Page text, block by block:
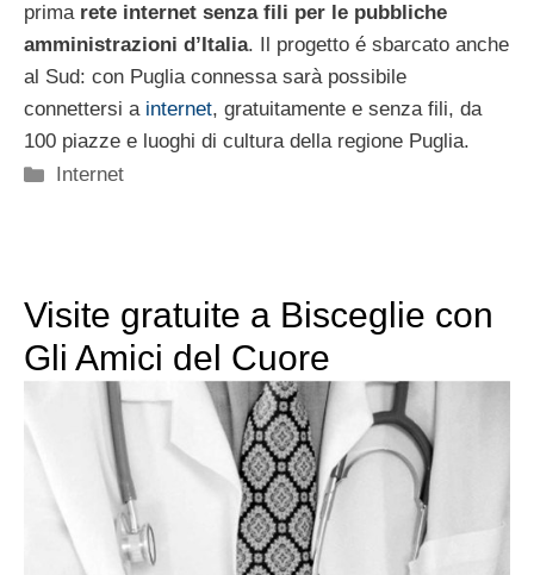
prima rete internet senza fili per le pubbliche
amministrazioni d’Italia. Il progetto é sbarcato anche
al Sud: con Puglia connessa sarà possibile
connettersi a internet, gratuitamente e senza fili, da
100 piazze e luoghi di cultura della regione Puglia.
Categorie
Internet
Visite gratuite a Bisceglie con
Gli Amici del Cuore